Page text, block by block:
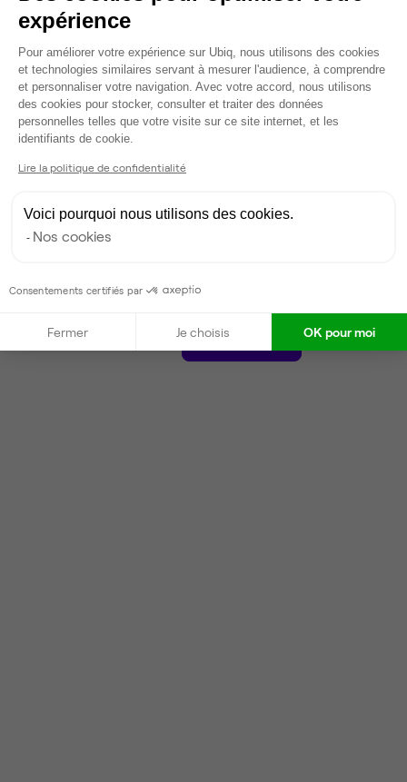
2 657 €
Voir tout
Gestionnaire de l'espace
Partenaire depuis 2022
Répond en moins d'une heure
Locataires trouvés sur Ubiq : 87
Contacter
expérience
Plateforme de Gestion du
Pour améliorer votre expérience sur Ubiq, nous utilisons des cookies
et technologies similaires servant à mesurer l'audience, à comprendre
et personnaliser votre navigation. Avec votre accord, nous utilisons
des cookies pour stocker, consulter et traiter des données
personnelles telles que votre visite sur ce site internet, et les
identifiants de cookie.
Lire la politique de confidentialité
Voici pourquoi nous utilisons des cookies.
Nos cookies
Consentements certifiés par
Fermer Je choisis OK pour moi